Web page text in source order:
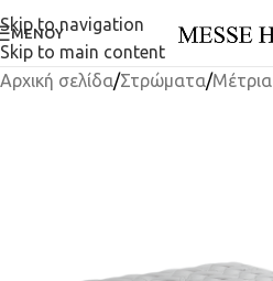
Skip to navigation
Skip to main content
ΜΕΝΟΎ
Αρχική σελίδα/Στρώματα/Μέτρια